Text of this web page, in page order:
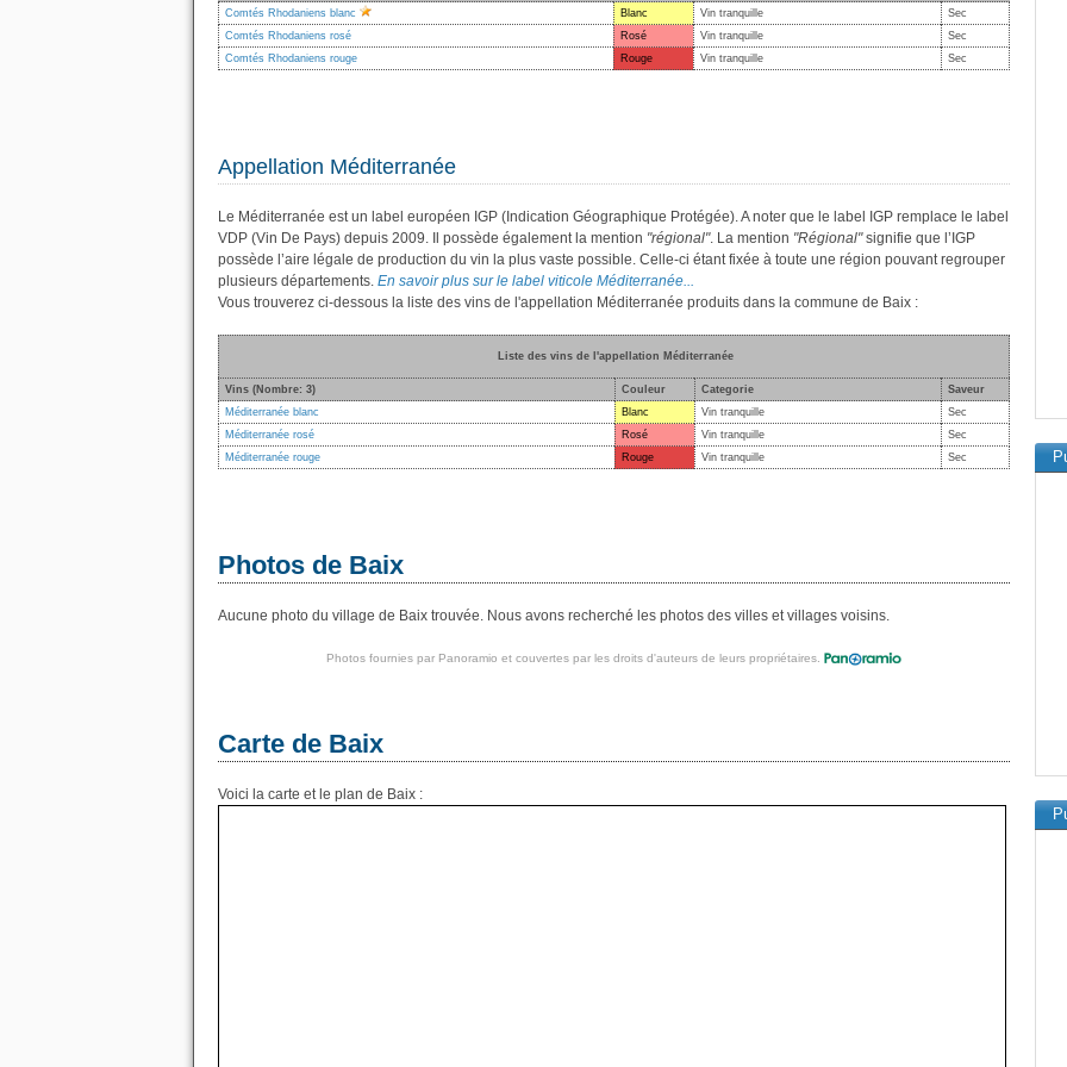
Comtés Rhodaniens blanc
Blanc Vin tranquille
Sec
Comtés Rhodaniens rosé
Rosé Vin tranquille
Sec
Comtés Rhodaniens rouge
Rouge Vin tranquille Sec
Appellation Méditerranée
Le Méditerranée est un label européen IGP (Indication Géographique Protégée). A noter que le label IGP remplace le label
VDP (Vin De Pays) depuis 2009. Il possède également la mention "régional". La mention "Régional"signifie que l’IGP
possède l’aire légale de production du vin la plus vaste possible. Celle-ci étant fixée à toute une région pouvant regrouper
plusieurs départements. En savoir plus sur le label viticole Méditerranée...
Vous trouverez ci-dessous la liste des vins de l'appellation Méditerranée produits dans la commune de Baix :
Liste des vins de l'appellation Méditerranée
Vins (Nombre: 3) Couleur Categorie
Saveur
Méditerranée blanc
Blanc Vin tranquille
Sec
Méditerranée rosé
Rosé Vin tranquille
Sec
Méditerranée rouge
Rouge Vin tranquille Sec
Photos de Baix
Aucune photo du village de Baix trouvée. Nous avons recherché les photos des villes et villages voisins.
Photos fournies par Panoramio et couvertes par les droits d'auteurs de leurs propriétaires.
Carte de Baix
Voici la carte et le plan de Baix :